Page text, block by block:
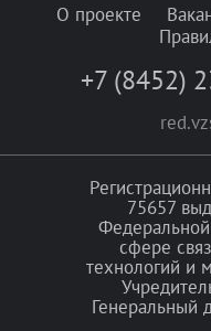
О проекте
+7 (8452)
75657
сфере
технологий и
Генеральный